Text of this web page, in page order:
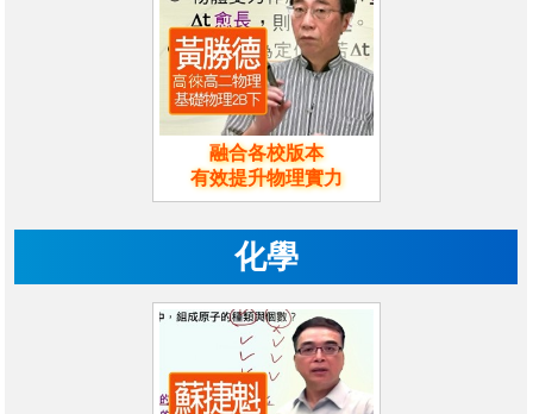
融合各校版本
有效提升物理實力
化學